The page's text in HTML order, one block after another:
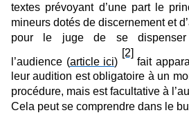
textes prévoyant d’une part le
mineurs dotés de discernement et
pour le juge de se
l’audience (article ici)
[2]
fait
leur audition est obligatoire à un
procédure, mais est facultative à
Cela peut se comprendre dans le